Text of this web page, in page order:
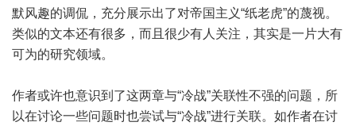
默风趣的调侃，充分展示出了对帝国主义“纸老虎”的蔑视。
类似的文本还有很多，而且很少有人关注，其实是一片大有
可为的研究领域。
作者或许也意识到了这两章与“冷战”关联性不强的问题，所
以在讨论一些问题时也尝试与“冷战”进行关联。如作者在讨